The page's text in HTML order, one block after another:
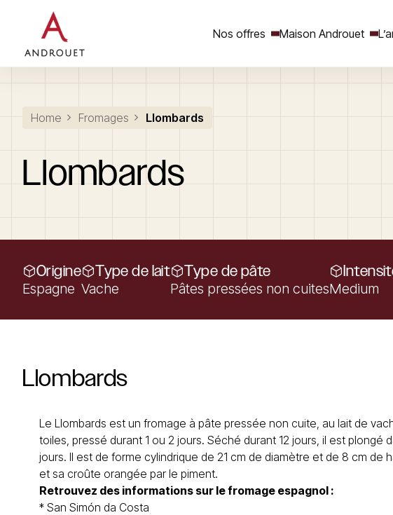
Nos offres Maison Androuet
Rechercher un mot clé
Home Fromages Llombards
Llombards
Origine
Espagne
Type de lait
Vache
Type de pâte
Pâtes pressées non cuitesMedium
Llombards
Le Llombards est un fromage à pâte pressée non cuite, au lait de
toiles, pressé durant 1 ou 2 jours. Séché durant 12 jours, il est plongé
jours. Il est de forme cylindrique de 21 cm de diamètre et de 8 cm de
et sa croûte orangée par le piment.
Retrouvez des informations sur lefromage espagnol :
* San Simón da Costa